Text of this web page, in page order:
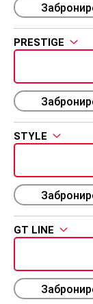
PRESTIGE
STYLE
GT LINE